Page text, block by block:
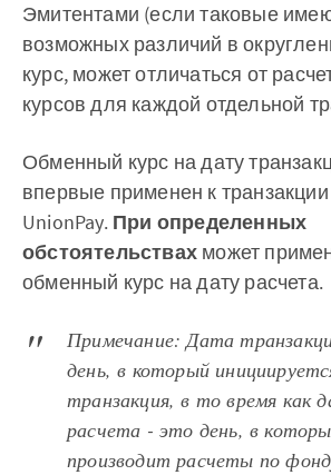
Эмитентами (если таковые
возможных различий в
курс, может отличаться от
курсов для каждой отдельной
Обменный курс на дату
впервые применен к транзакции
UnionPay. При определенных
обстоятельствах может
обменный курс на дату расчета.
Примечание: Дата
день, в который
транзакция, в то время как
расчета - это день, в
производит расчеты по